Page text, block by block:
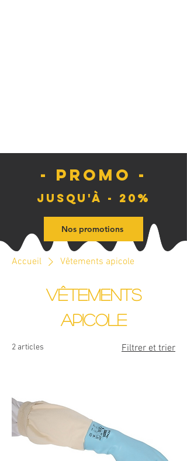
- PROMO -
Jusqu'à - 20%
Nos promotions
Accueil Vêtements apicole
Vêtements
apicole
2 articles Filtrer et trier